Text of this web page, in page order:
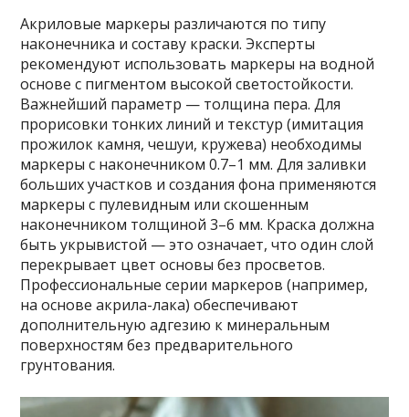
Акриловые маркеры различаются по типу
наконечника и составу краски. Эксперты
рекомендуют использовать маркеры на водной
основе с пигментом высокой светостойкости.
Важнейший параметр — толщина пера. Для
прорисовки тонких линий и текстур (имитация
прожилок камня, чешуи, кружева) необходимы
маркеры с наконечником 0.7–1 мм. Для заливки
больших участков и создания фона применяются
маркеры с пулевидным или скошенным
наконечником толщиной 3–6 мм. Краска должна
быть укрывистой — это означает, что один слой
перекрывает цвет основы без просветов.
Профессиональные серии маркеров (например,
на основе акрила-лака) обеспечивают
дополнительную адгезию к минеральным
поверхностям без предварительного
грунтования.